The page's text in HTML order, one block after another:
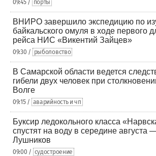
09:45 / порты
ВНИРО завершило экспедицию по
байкальского омуля в ходе первого
рейса НИС «Викентий Зайцев»
09:30 / рыболовство
В Самарской области ведется
гибели двух человек при
Волге
09:15 / аварийность и чп
Буксир ледокольного класса
спустят на воду в середине августа
Лушников
09:00 / судостроение